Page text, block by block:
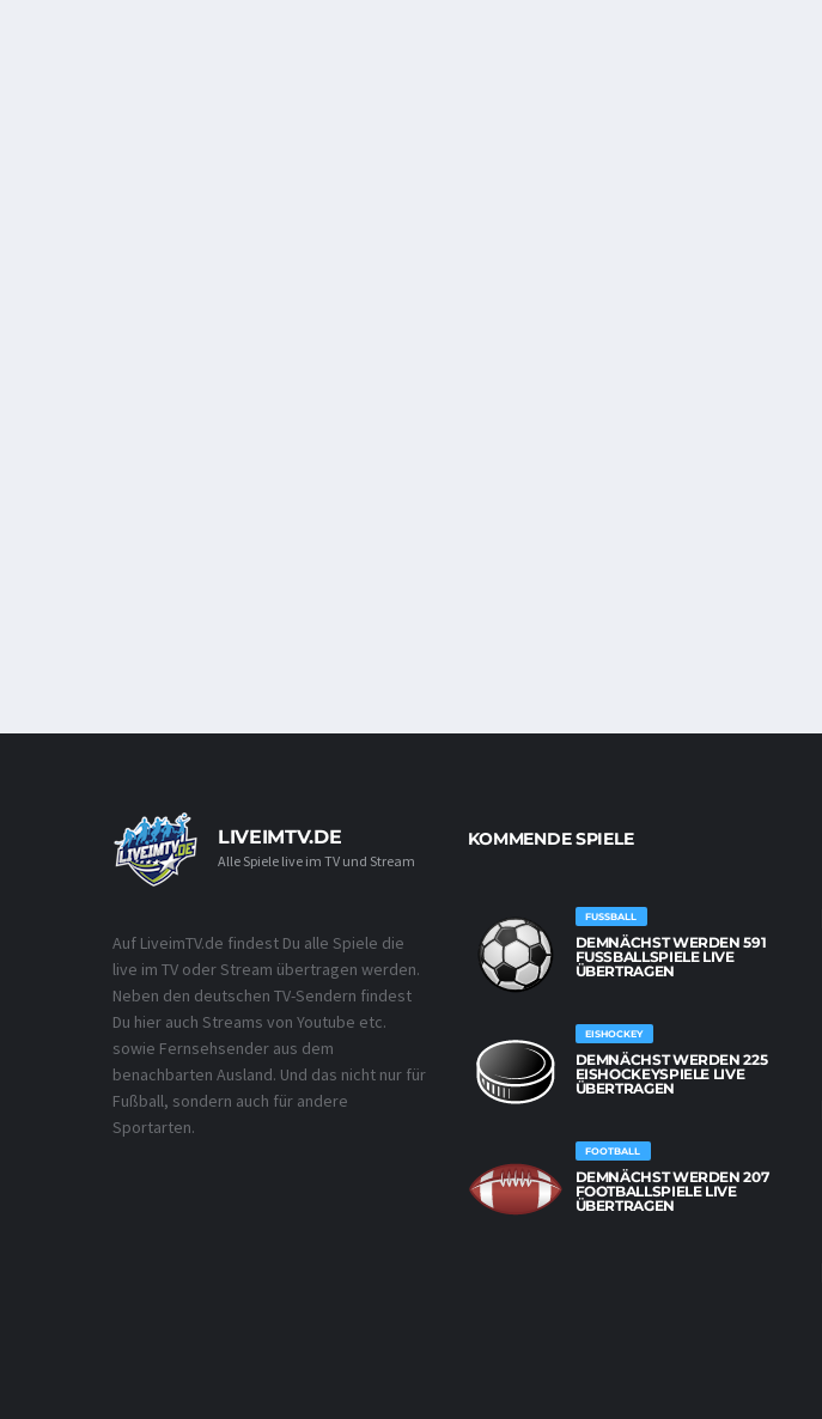
LIVEIMTV.DE
Alle Spiele live im TV und Stream
Auf LiveimTV.de findest Du alle Spiele die
live im TV oder Stream übertragen werden.
Neben den deutschen TV-Sendern findest
Du hier auch Streams von Youtube etc.
sowie Fernsehsender aus dem
benachbarten Ausland. Und das nicht nur für
Fußball, sondern auch für andere
Sportarten.
KOMMENDE SPIELE
FUSSBALL
DEMNÄCHST WERDEN 591
FUSSBALLSPIELE LIVE Ü
BERTRAGEN
EISHOCKEY
DEMNÄCHST WERDEN 225
EISHOCKEYSPIELE LIVE
ÜBERTRAGEN
FOOTBALL
DEMNÄCHST WERDEN 207
FOOTBALLSPIELE LIVE
ÜBERTRAGEN